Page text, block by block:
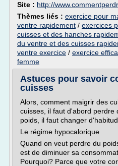
Site : http://
Thèmes liés : exercice pour
ventre rapidement / exercices
cuisses et des hanches
du ventre et des cuisses
ventre exercice / exercice
femme
Astuces pour savoir
cuisses
Alors, comment maigrir des
cuisses, il faut d'abord perdre
poids, il faut changer
Le régime hypocalorique
Quand on veut perdre du
est de diminuer sa
Pourquoi? Parce que votre